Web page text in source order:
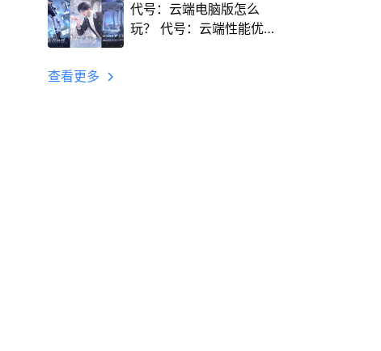
代号：云端电脑版怎么
玩？ 代号：云端性能优
查看更多